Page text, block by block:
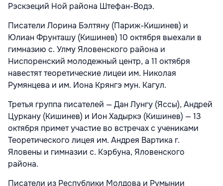
Рэскэеций Ной района Штефан-Водэ.
Писатели Лорина Бэлтяну (Париж-Кишинев) и
Юлиан Фрунташу (Кишинев) 10 октября выехали в
гимназию с. Улму Яловенского района и
Ниспоренский молодежный центр, а 11 октября
навестят теоретические лицеи им. Николая
Румянцева и им. Иона Крянгэ мун. Кагул.
Третья группа писателей — Дан Лунгу (Яссы), Андрей
Цуркану (Кишинев) и Ион Хадыркэ (Кишинев) — 13
октября примет участие во встречах с учениками
Теоретического лицея им. Андрея Вартика г.
Яловены и гимназии с. Кэрбуна, Яловенского
района.
Писатели из Республики Молдова и Румынии